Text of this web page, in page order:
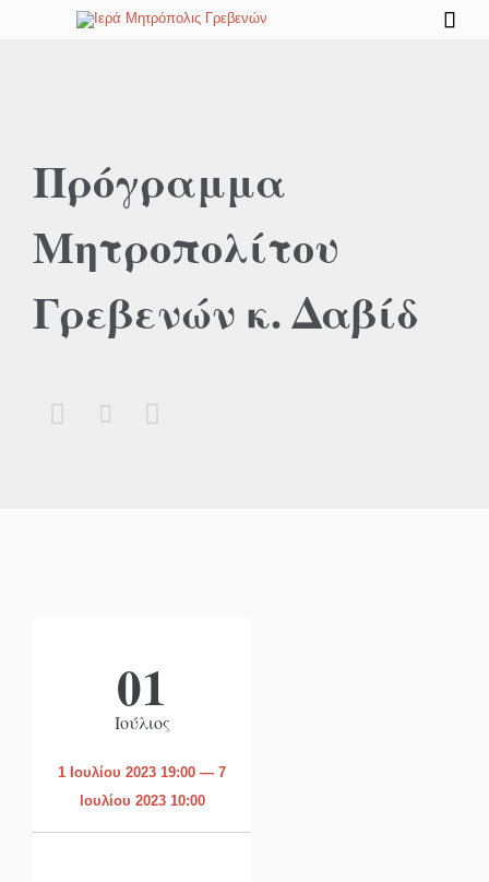

Πρόγραμμα
Μητροπολίτου
Γρεβενών κ. Δαβίδ
  
01
Ιούλιος
1 Ιουλίου 2023 19:00 — 7
Ιουλίου 2023 10:00